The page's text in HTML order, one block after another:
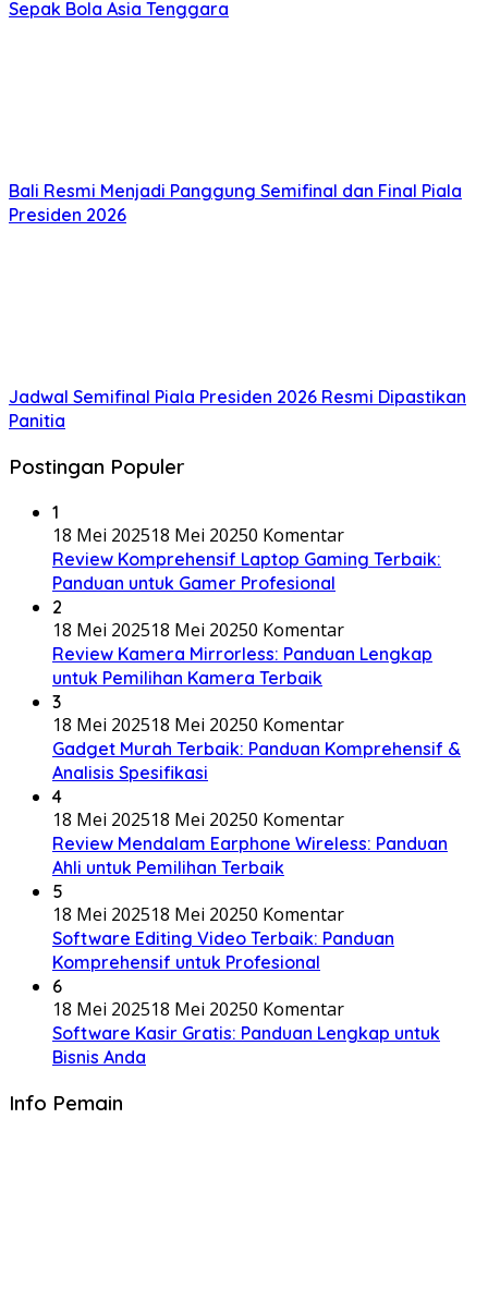
Sepak Bola Asia Tenggara
Bali Resmi Menjadi Panggung Semifinal dan Final Piala
Presiden 2026
Jadwal Semifinal Piala Presiden 2026 Resmi Dipastikan
Panitia
Postingan Populer
1
18 Mei 202518 Mei 20250 Komentar
Review Komprehensif Laptop Gaming Terbaik:
Panduan untuk Gamer Profesional
2
18 Mei 202518 Mei 20250 Komentar
Review Kamera Mirrorless: Panduan Lengkap
untuk Pemilihan Kamera Terbaik
3
18 Mei 202518 Mei 20250 Komentar
Gadget Murah Terbaik: Panduan Komprehensif &
Analisis Spesifikasi
4
18 Mei 202518 Mei 20250 Komentar
Review Mendalam Earphone Wireless: Panduan
Ahli untuk Pemilihan Terbaik
5
18 Mei 202518 Mei 20250 Komentar
Software Editing Video Terbaik: Panduan
Komprehensif untuk Profesional
6
18 Mei 202518 Mei 20250 Komentar
Software Kasir Gratis: Panduan Lengkap untuk
Bisnis Anda
Info Pemain